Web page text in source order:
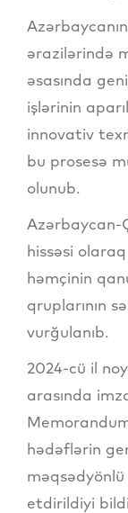
ərazilərində
əsasında
işlərinin
innovativ
bu prosesə
olunub.
Azərbaycan-
hissəsi
həmçinin
qruplarının
vurğulanıb.
2024-cü il
arasında
hədəflərin
etdirildiyi